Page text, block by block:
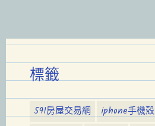
標籤
591房屋交易網 iphone手機殼